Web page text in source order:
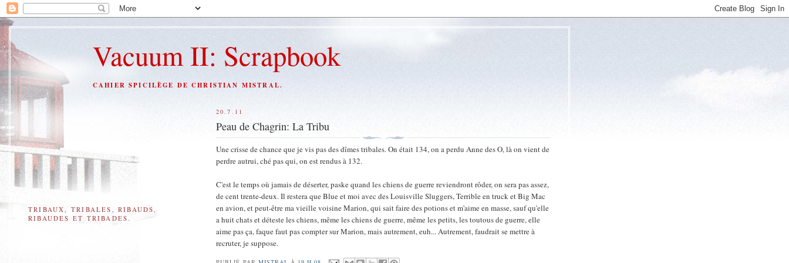
Vacuum II: Scrapbook
CAHIER SPICILÈGE DE CHRISTIAN MISTRAL.
20.7.11
Peau de Chagrin: La Tribu
Une crisse de chance que je vis pas des dîmes tribales. On était 134, on a perdu Anne des O, là on vient de
perdre autrui, ché pas qui, on est rendus à 132.
C'est le temps où jamais de déserter, paske quand les chiens de guerre reviendront rôder, on sera pas assez,
de cent trente-deux. Il restera que Blue et moi avec des Louisville Sluggers, Terrible en truck et Big Mac
en avion, et peut-être ma vieille voisine Marion, qui sait faire des potions et m'aime en masse, sauf qu'elle
a huit chats et déteste les chiens, même les chiens de guerre, même les petits, les toutous de guerre, elle
aime pas ça, faque faut pas compter sur Marion, mais autrement, euh... Autrement, faudrait se mettre à
recruter, je suppose.
TRIBAUX, TRIBALES, RIBAUDS,
RIBAUDES ET TRIBADES.